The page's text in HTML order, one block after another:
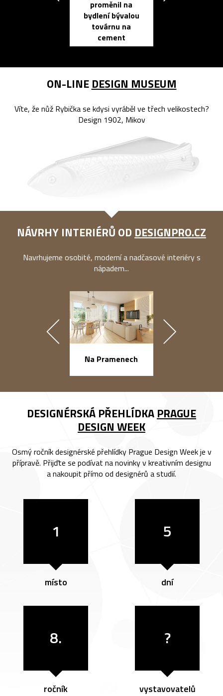
proměnil na
bydlení bývalou
továrnu na
cement
ON-LINE DESIGN MUSEUM
Víte, že nůž Rybička se kdysi vyráběl ve třech velikostech?
Design 1902, Mikov
NÁVRHY INTERIÉRŮ OD DESIGNPRO.CZ
Navrhujeme osobité, moderní a nadčasové interiéry s
nápadem...
Na Pramenech
DESIGNÉRSKÁ PŘEHLÍDKA PRAGUE
DESIGN WEEK
Osmý ročník designérské přehlídky Prague Design Week je v
přípravě. Přijďte se podívat na novinky v kreativním designu
a nakoupit přímo od designérů a studií.
1
místo
5
dní
8.
ročník
?
vystavovatelů